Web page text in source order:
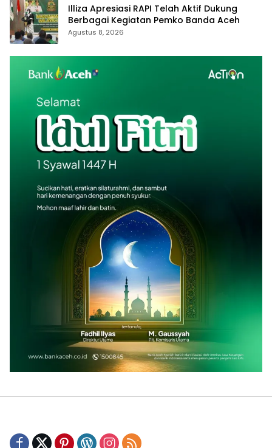
Illiza Apresiasi RAPI Telah Aktif Dukung
Berbagai Kegiatan Pemko Banda Aceh
Agustus 8, 2026